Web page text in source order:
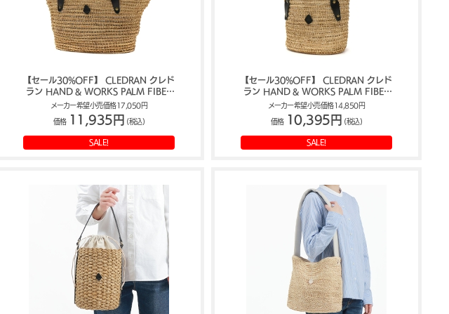
【セール30%OFF】 CLEDRAN クレド
ラン HAND & WORKS PALM FIBER
BASKET L トートバッグ A5 CL-3526
メーカー希望小売価格17,050円
価格 11,935円 (税込)
SALE!
【セール30%OFF】 CLEDRAN クレド
ラン HAND & WORKS PALM FIBER
BASKET S トートバッグ CL-3527
メーカー希望小売価格14,850円
価格 10,395円 (税込)
SALE!